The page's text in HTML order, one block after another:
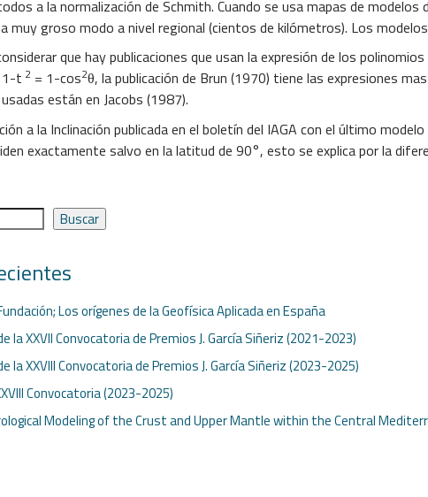
a la normalización de Schmith. Cuando se usa mapas de
muy groso modo a nivel regional (cientos de kilómetros). Los
que hay publicaciones que usan la expresión de los
1-t 2 = 1-cos2θ, la publicación de Brun (1970) tiene las expresiones
están en Jacobs (1987).
a la Inclinación publicada en el boletín del IAGA con el último
exactamente salvo en la latitud de 90°, esto se explica por la
Buscar
Los orígenes de la Geofísica Aplicada en España
la XXVII Convocatoria de Premios J. García Siñeriz (2021-2023)
la XXVIII Convocatoria de Premios J. García Siñeriz (2023-2025)
Convocatoria (2023-2025)
Modeling of the Crust and Upper Mantle within the Central